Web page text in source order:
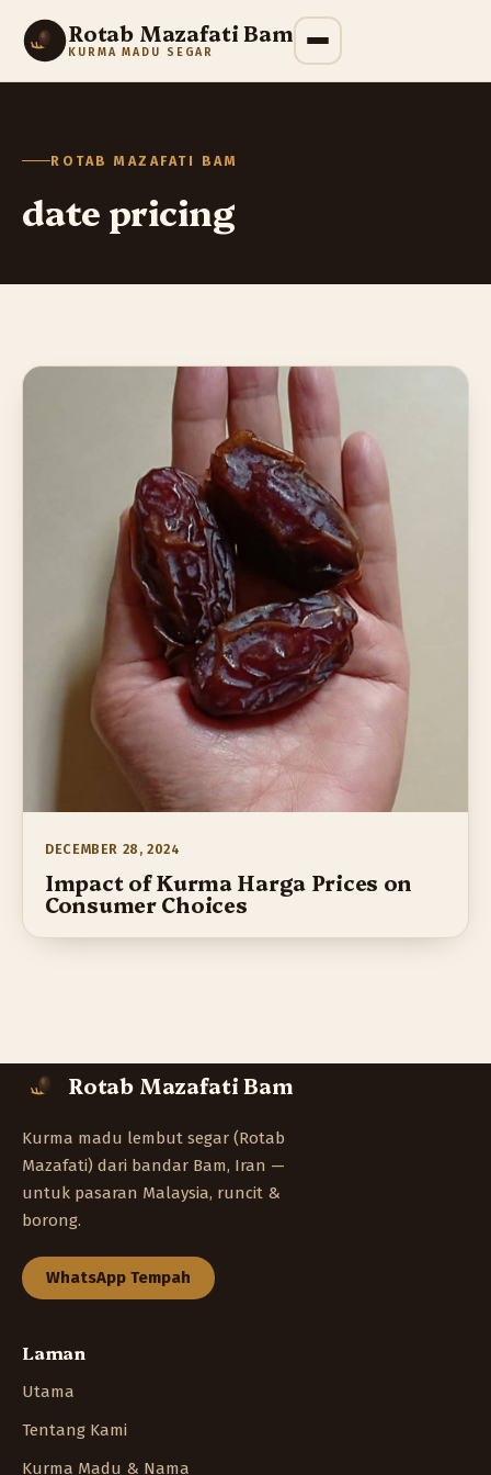
Rotab Mazafati Bam
KURMA MADU SEGAR
ROTAB MAZAFATI BAM
date pricing
DECEMBER 28, 2024
Impact of Kurma Harga Prices on
Consumer Choices
Rotab Mazafati Bam
Kurma madu lembut segar (Rotab
Mazafati) dari bandar Bam, Iran —
untuk pasaran Malaysia, runcit &
borong.
WhatsApp Tempah
Laman
Utama
Tentang Kami
Kurma Madu & Nama